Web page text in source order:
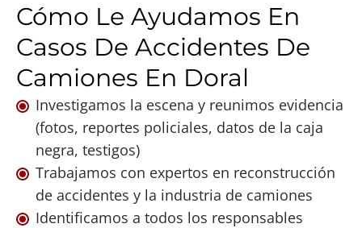
Cómo Le Ayudamos En
Casos De Accidentes De
Camiones En Doral
Investigamos la escena y reunimos evidencia
(fotos, reportes policiales, datos de la caja
negra, testigos)
Trabajamos con expertos en reconstrucción
de accidentes y la industria de camiones
Identificamos a todos los responsables